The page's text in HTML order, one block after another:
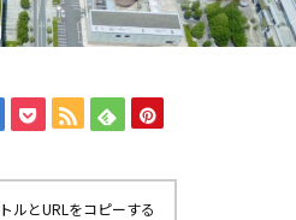
ルとURLをコピーする